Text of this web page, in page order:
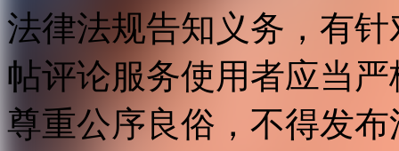
法律法规告知义务，有
帖评论服务使用者应当
尊重公序良俗，不得发